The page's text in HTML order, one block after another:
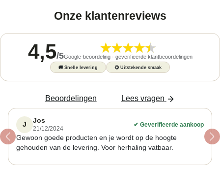
Onze klantenreviews
4,5/5Google-beoordeling · geverifieerde klantbeoordelingen
🚚 Snelle levering 😋Uitstekende smaak
Beoordelingen Lees vragen
J
Jos
21/12/2024
✔ Geverifieerde aankoop
Gewoon goede producten en je wordt op de hoogte
gehouden van de levering. Voor herhaling vatbaar.
Previous